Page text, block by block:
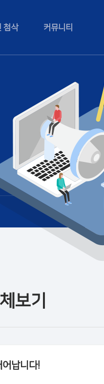
첨삭 커뮤니티
보기
납니다!